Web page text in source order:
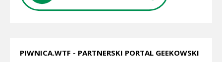
PIWNICA.WTF - PARTNERSKI PORTAL GEEKOWSKI